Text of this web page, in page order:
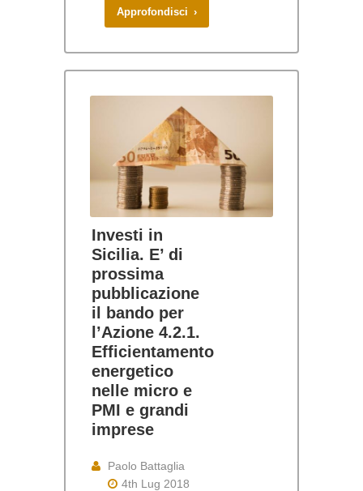
Approfondisci ›
Investi in
Sicilia. E’ di
prossima
pubblicazione
il bando per
l’Azione 4.2.1.
Efficientamento
energetico
nelle micro e
PMI e grandi
imprese
Paolo Battaglia
4th Lug 2018